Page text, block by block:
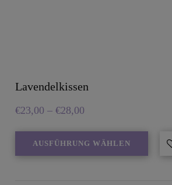
Lavendelkissen
€23,00 – €28,00
AUSFÜHRUNG WÄHLEN